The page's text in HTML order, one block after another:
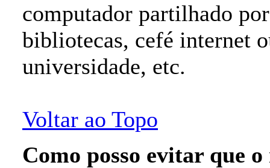
computador partilhado
bibliotecas, cefé internet
universidade, etc.
Voltar ao Topo
Como posso evitar que